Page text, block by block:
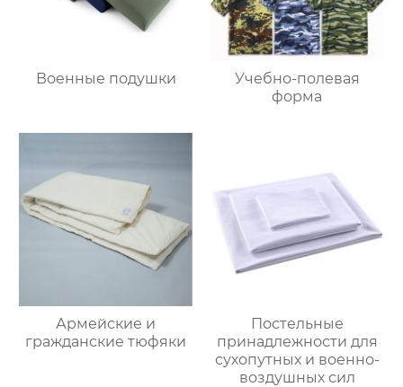
Военные подушки
Учебно-полевая
форма
Армейские и
гражданские тюфяки
Постельные
принадлежности для
сухопутных и военно-
воздушных сил